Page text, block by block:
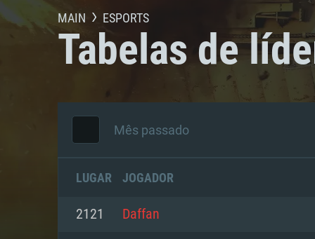
MAIN ESPORTS
Tabelas de
Mês passado
LUGAR JOGADOR
2121 Daffan